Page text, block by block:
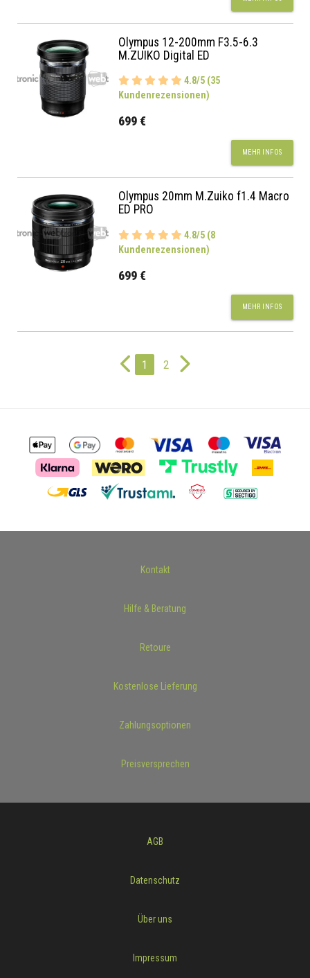
Olympus 12-200mm F3.5-6.3
M.ZUIKO Digital ED
4.8/5 (35
Kundenrezensionen)
699 €
MEHR INFOS
Olympus 20mm M.Zuiko f1.4 Macro
ED PRO
4.8/5 (8
Kundenrezensionen)
699 €
MEHR INFOS
1 2
Kontakt
Hilfe & Beratung
Retoure
Kostenlose Lieferung
Zahlungsoptionen
Preisversprechen
AGB
Datenschutz
Über uns
Impressum